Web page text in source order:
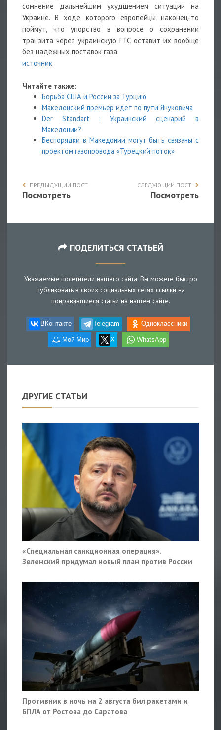
сомнение дальнейшим ухудшением ситуации на
Украине. В ходе которого европейцы наконец-то
поймут, что упорство в вопросе о сохранении
транзита через украинскую ГТС оставит их вообще
без надежных поставок газа.
источник
Читайте также:
Борьба США и России за Турцию
Македонский премьер идет по пути Януковича
Der Standart : Украинский сценарий в
Македонии?
Беспорядки в Македонии могут быть связаны с
проектом газопровода «Турецкий поток»
ПРЕДЫДУЩИЙ ПОСТ
Посмотреть
СЛЕДУЮЩИЙ ПОСТ
Посмотреть
ПОДЕЛИТЬСЯ СТАТЬЕЙ
Уважаемые посетители нашего сайта, Вы можете быстро
публиковать в своих социальных сетях ссылки на
понравившиеся статьи на нашем сайте.
ВКонтакте Telegram Одноклассники
Мой Мир X WhatsApp
ДРУГИЕ СТАТЬИ
«Специальная санкционная операция».
Зеленский придумал новый план против России
Противник в ночь на 2 августа бил ракетами и
БПЛА от Ростова до Саратова